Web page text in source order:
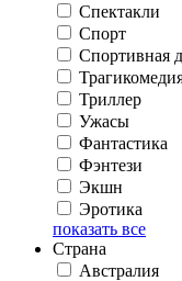
Спектакли
Спорт
Спортивная
Триллер
Ужасы
Фантастика
Фэнтези
Экшн
Эротика
показать все
Страна
Австралия